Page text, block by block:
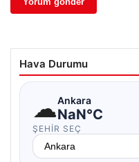
Hava Durumu
☁Ankara
NaN°C
ŞEHIR SEÇ